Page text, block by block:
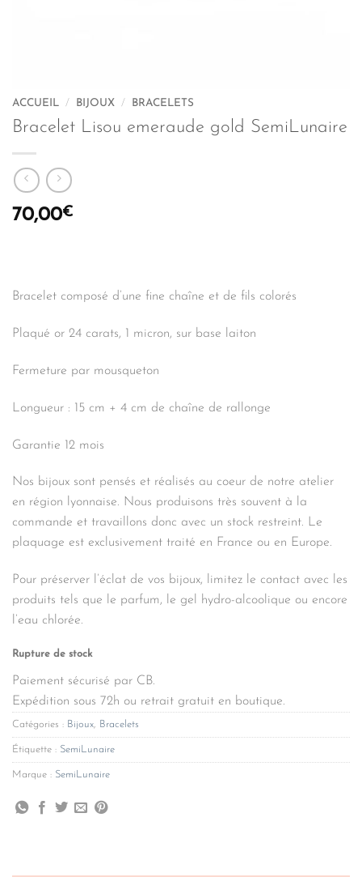
ACCUEIL / BIJOUX / BRACELETS
Bracelet Lisou emeraude gold SemiLunaire
70,00€
Bracelet composé d’une fine chaîne et de fils colorés
Plaqué or 24 carats, 1 micron, sur base laiton
Fermeture par mousqueton
Longueur : 15 cm + 4 cm de chaîne de rallonge
Garantie 12 mois
Nos bijoux sont pensés et réalisés au coeur de notre atelier
en région lyonnaise. Nous produisons très souvent à la
commande et travaillons donc avec un stock restreint. Le
plaquage est exclusivement traité en France ou en Europe.
Pour préserver l’éclat de vos bijoux, limitez le contact avec les
produits tels que le parfum, le gel hydro-alcoolique ou encore
l’eau chlorée.
Rupture de stock
Paiement sécurisé par CB.
Expédition sous 72h ou retrait gratuit en boutique.
Catégories : Bijoux, Bracelets
Étiquette : SemiLunaire
Marque : SemiLunaire